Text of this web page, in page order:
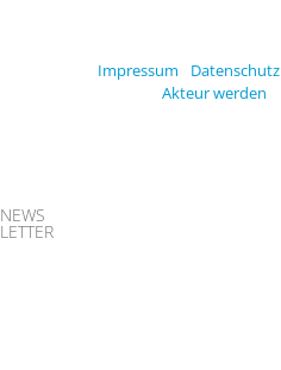
Impressum Datenschutz
Akteur werden
NEWS
LETTER